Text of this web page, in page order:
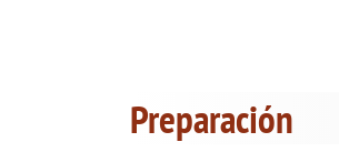
Preparación